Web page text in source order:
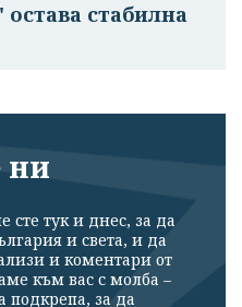
стабилна
ни
сте тук и днес, за да
и света, и да
и коментари от
към вас с молба –
за да